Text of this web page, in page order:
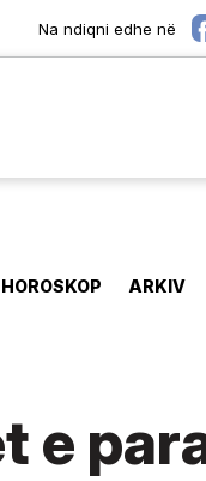
Na ndiqni edhe në
HOROSKOP ARKIV
e